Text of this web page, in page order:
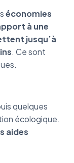
économies
à une
jusqu’à
. Ce sont
quelques
écologique.
aides